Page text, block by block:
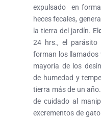
expulsado en
heces fecales,
la tierra del jardín. El
24 hrs., el parásito
forman los llamados
mayoría de los
de humedad y
tierra más de un año.
de cuidado al
excrementos de